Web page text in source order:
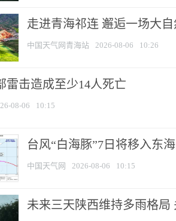
走进青海祁连 邂逅一场大
中国天气网青海站 2026-08-06 10:26
雷击造成至少14人死亡
08-06 10:15
台风“白海豚”7日将移入东
中国天气网 2026-08-06 10:15
未来三天陕西维持多雨格局